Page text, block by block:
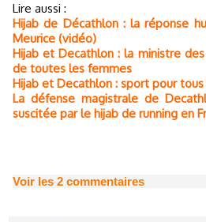
Lire aussi :
Hijab de Décathlon : la réponse
Meurice (vidéo)
Hijab et Decathlon : la ministre
de toutes les femmes
Hijab et Decathlon : sport pour tous
La défense magistrale de
suscitée par le hijab de running en
Voir les 2 commentaires